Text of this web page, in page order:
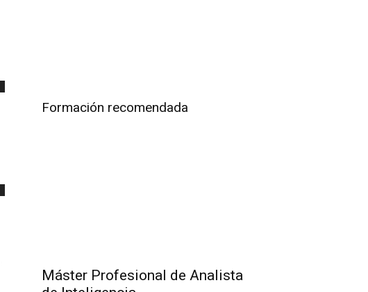
Formación recomendada
Máster Profesional de Analista